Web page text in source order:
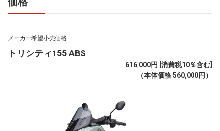
メーカー希望小売価格
トリシティ155 ABS
616,000円 [消費税10％含む]
（本体価格 560,000円）